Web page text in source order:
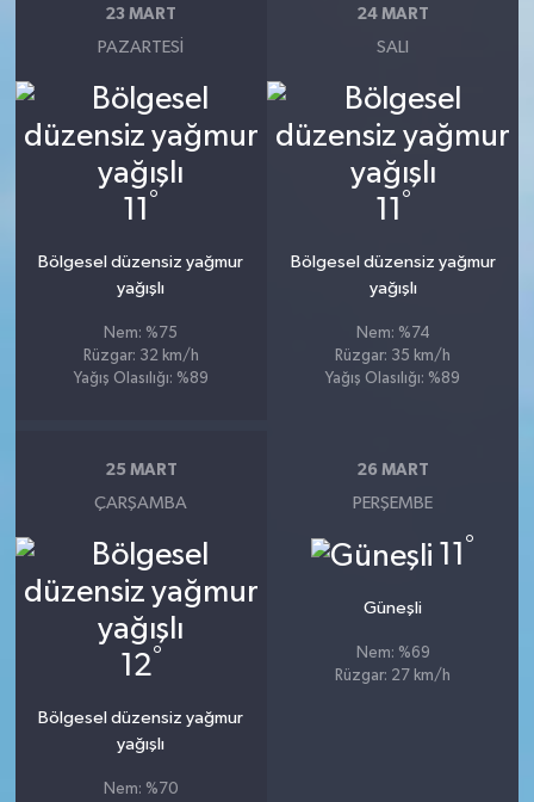
23 MART
PAZARTESI
11 °
Bölgesel düzensiz yağmur
yağışlı
Nem: %75
Rüzgar: 32 km/h
Yağış Olasılığı: %89
24 MART
SALI
11 °
Bölgesel düzensiz yağmur
yağışlı
Nem: %74
Rüzgar: 35 km/h
Yağış Olasılığı: %89
25 MART
ÇARŞAMBA
12°
Bölgesel düzensiz yağmur
yağışlı
Nem: %70
26 MART
PERŞEMBE
11 °
Güneşli
Nem: %69
Rüzgar: 27 km/h